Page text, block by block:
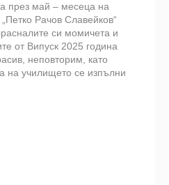
през май – месеца на
Рачов Славейков“
си момичета и
от Випуск 2025 година
неповторим, като
на училището се изпълни